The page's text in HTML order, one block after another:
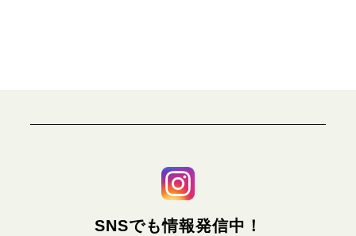
SNSでも情報発信中！